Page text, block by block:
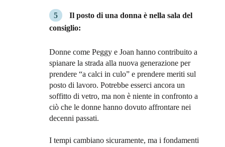
Il posto di una donna è nella sala del
consiglio:
Donne come Peggy e Joan hanno contribuito a
spianare la strada alla nuova generazione per
prendere “a calci in culo” e prendere meriti sul
posto di lavoro. Potrebbe esserci ancora un
soffitto di vetro, ma non è niente in confronto a
ciò che le donne hanno dovuto affrontare nei
decenni passati.
I tempi cambiano sicuramente, ma i fondamenti